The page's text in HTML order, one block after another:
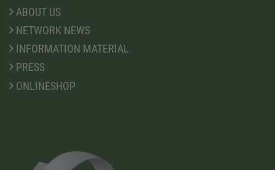
ABOUT US
NETWORK NEWS
INFORMATION MATERIAL
PRESS
ONLINESHOP